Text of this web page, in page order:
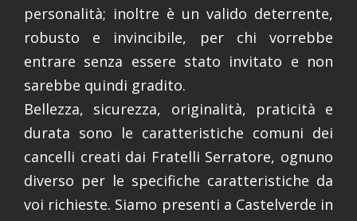
personalità; inoltre è un valido deterrente,
robusto e invincibile, per chi vorrebbe
entrare senza essere stato invitato e non
sarebbe quindi gradito.
Bellezza, sicurezza, originalità, praticità e
durata sono le caratteristiche comuni dei
cancelli creati dai Fratelli Serratore, ognuno
diverso per le specifiche caratteristiche da
voi richieste. Siamo presenti a Castelverde in